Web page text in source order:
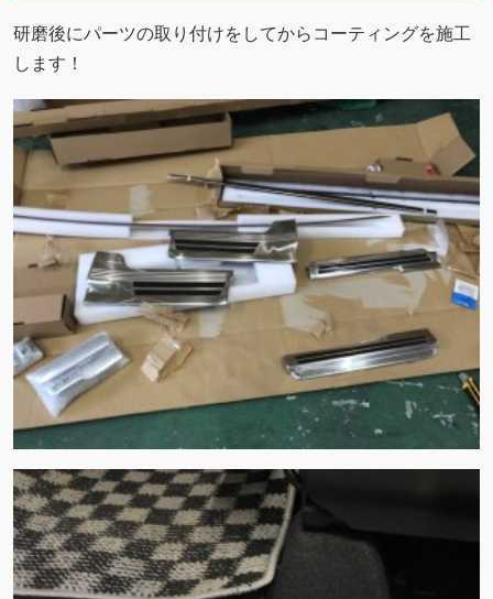
研磨後にパーツの取り付けをしてからコーティングを施工
します！